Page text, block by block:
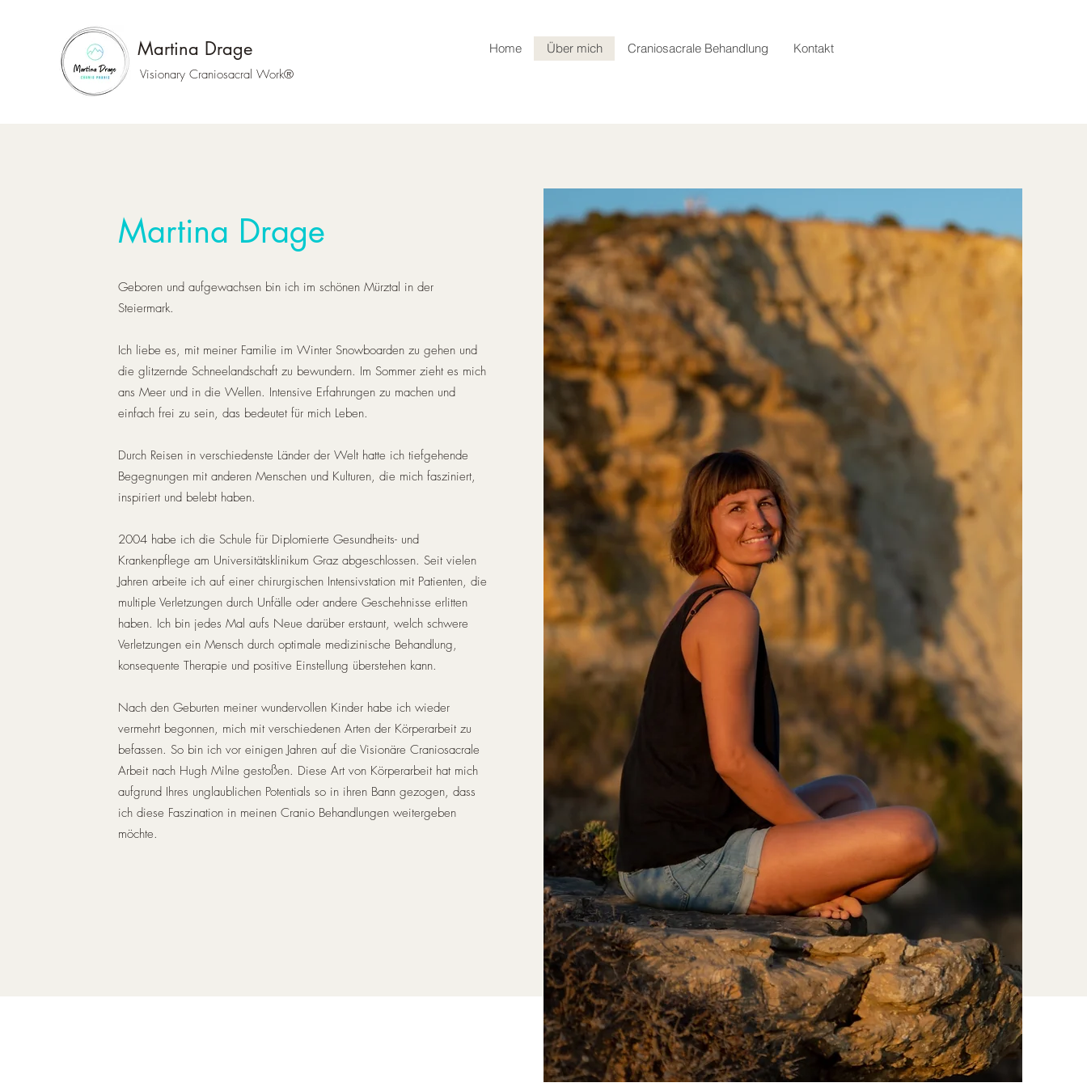
Martina Drage
Visionary Craniosacral Work®
Home Über mich Craniosacrale Behandlung Kontakt
Martina Drage
Geboren und aufgewachsen bin ich im schönen Mürztal in der
Steiermark.
Ich liebe es, mit meiner Familie im Winter Snowboarden zu gehen und
die glitzernde Schneelandschaft zu bewundern. Im Sommer zieht es mich
ans Meer und in die Wellen. Intensive Erfahrungen zu machen und
einfach frei zu sein, das bedeutet für mich Leben.
Durch Reisen in verschiedenste Länder der Welt hatte ich tiefgehende
Begegnungen mit anderen Menschen und Kulturen, die mich fasziniert,
inspiriert und belebt haben.
2004 habe ich die Schule für Diplomierte Gesundheits- und
Krankenpflege am Universitätsklinikum Graz abgeschlossen. Seit vielen
Jahren arbeite ich auf einer chirurgischen Intensivstation mit Patienten, die
multiple Verletzungen durch Unfälle oder andere Geschehnisse erlitten
haben. Ich bin jedes Mal aufs Neue darüber erstaunt, welch schwere
Verletzungen ein Mensch durch optimale medizinische Behandlung,
konsequente Therapie und positive Einstellung überstehen kann.
Nach den Geburten meiner wundervollen Kinder habe ich wieder
vermehrt begonnen, mich mit verschiedenen Arten der Körperarbeit zu
befassen. So bin ich vor einigen Jahren auf die Visionäre Craniosacrale
Arbeit nach Hugh Milne gestoßen. Diese Art von Körperarbeit hat mich
aufgrund Ihres unglaublichen Potentials so in ihren Bann gezogen, dass
ich diese Faszination in meinen Cranio Behandlungen weitergeben
möchte.